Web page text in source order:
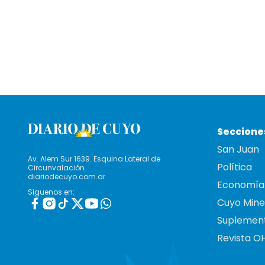
Av. Alem Sur 1639. Esquina Lateral de
Circunvalación
diariodecuyo.com.ar
Siguenos en:
San Juan
Política
Economía
Cuyo
Revista